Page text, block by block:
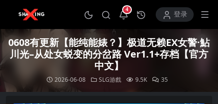
4
打开通知中心登录
0608有更新【能纯能婊？】极道无赖EX女警·鮎
川光–从处女蜕变的分岔路 Ver1.1+存档【官方
中文】
2026-06-08 SLG游戲 9.5K 35